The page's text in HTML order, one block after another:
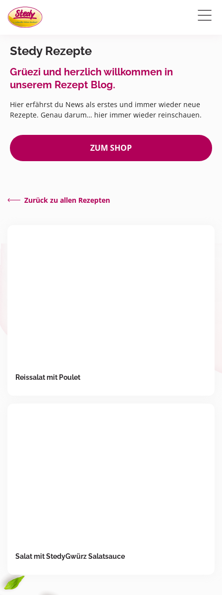
Stedy Rezepte
Grüezi und herzlich willkommen in
unserem Rezept Blog.
Hier erfährst du News als erstes und immer wieder neue
Rezepte. Genau darum… hier immer wieder reinschauen.
ZUM SHOP
Zurück zu allen Rezepten
Reissalat mit Poulet
Salat mit StedyGwürz Salatsauce